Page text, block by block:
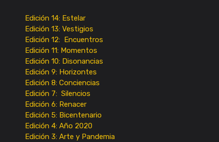
Edición 14: Estelar
Edición 13: Vestigios
Edición 12: Encuentros
Edición 11: Momentos
Edición 10: Disonancias
Edición 9: Horizontes
Edición 8: Conciencias
Edición 7: Silencios
Edición 6: Renacer
Edición 5: Bicentenario
Edición 4: Año 2020
Edición 3: Arte y Pandemia